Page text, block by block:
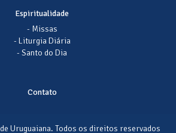
Espiritualidade
- Missas
- Liturgia Diária
- Santo do Dia
Contato
Uruguaiana. Todos os direitos reservados